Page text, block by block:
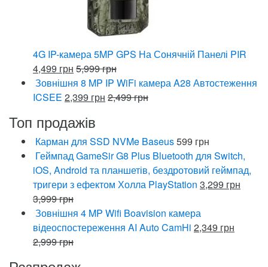
4G IP-камера 5MP GPS На Сонячній Панелі PIR
4,499 грн 5,999грн
Зовнішня 8 MP IP WiFi камера A28 Автостеження
ICSEE 2,399 грн 2,499грн
Топ продажів
Карман для SSD NVMe Baseus599 грн
Геймпад GameSir G8 Plus Bluetooth для Switch,
iOS, Android та планшетів, бездротовий геймпад,
тригери з ефектом Холла PlayStation 3,299 грн
3,999грн
Зовнішня 4 MP Wifi Boavision камера
відеоспостереження AI Auto CamHi 2,349 грн
2,999грн